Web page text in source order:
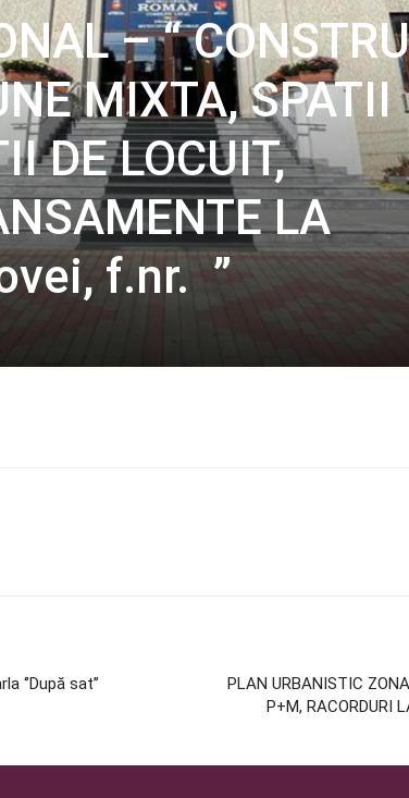
– “
MIXTA, SPATII
DE LOCUIT,
LA
f.nr. ”
‘’După sat’’
PLAN URBANISTIC
P+M, RACORDURI